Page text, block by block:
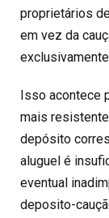
proprietários
em vez da
Isso acontece
mais
depósito
aluguel é
eventual
deposito-